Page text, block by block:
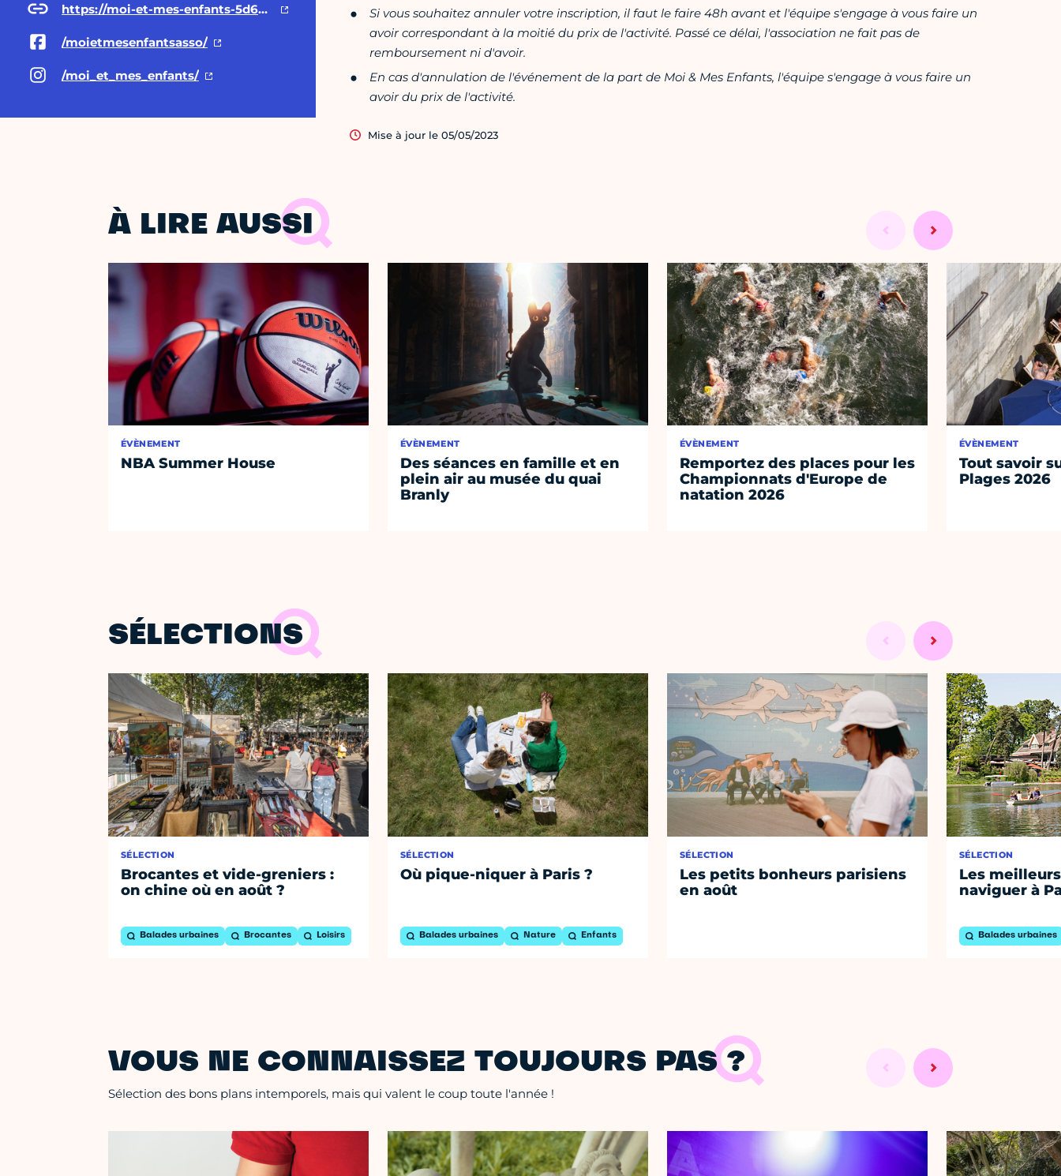
https://moi-et-mes-enfants-5d69a2653e575.assoconnect.com/collect/description/314027-i-journee-sportive-en-famille
/moietmesenfantsasso/
/moi_et_mes_enfants/
Si vous souhaitez annuler votre inscription, il faut le faire 48h avant et l'équipe s'engage à vous faire un
avoir correspondant à la moitié du prix de l'activité. Passé ce délai, l'association ne fait pas de
remboursement ni d'avoir.
En cas d'annulation de l'événement de la part de Moi & Mes Enfants, l'équipe s'engage à vous faire un
avoir du prix de l'activité.
Mise à jour le 05/05/2023
À LIRE AUSSI
ÉVÈNEMENT
NBA Summer House
ÉVÈNEMENT
Des séances en famille et en
plein air au musée du quai
Branly
ÉVÈNEMENT
Remportez des places pour les
Championnats d'Europe de
natation 2026
ÉVÈNEMENT
Tout savoir
Plages 2026
SÉLECTIONS
SÉLECTION
Brocantes et vide-greniers :
on chine où en août ?
Balades urbaines Brocantes Loisirs
SÉLECTION
Où pique-niquer à Paris ?
Balades urbaines Nature Enfants
SÉLECTION
Les petits bonheurs parisiens
en août
SÉLECTION
Les
naviguer à
Balades urbaines
VOUS NE CONNAISSEZ TOUJOURS PAS ?
Sélection des bons plans intemporels, mais qui valent le coup toute l'année !